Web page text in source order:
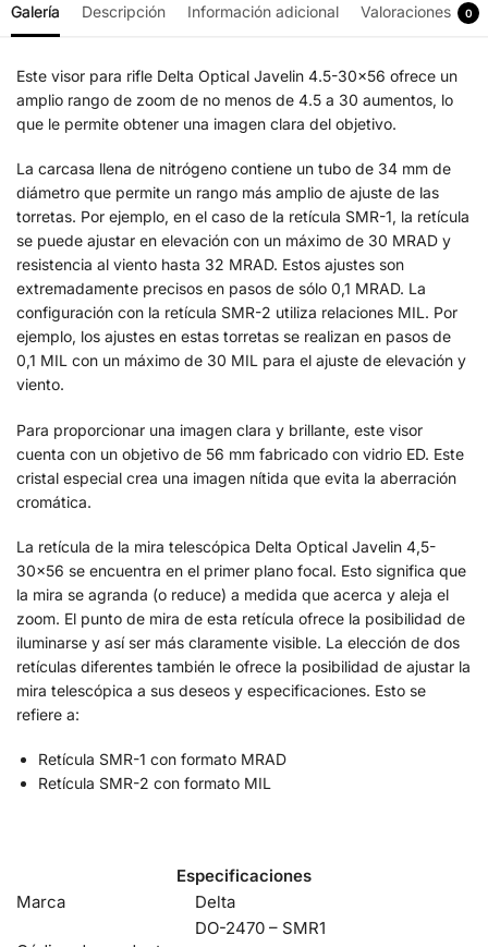
Galería Descripción Información adicional Valoraciones 0
Este visor para rifle Delta Optical Javelin 4.5-30×56 ofrece un
amplio rango de zoom de no menos de 4.5 a 30 aumentos, lo
que le permite obtener una imagen clara del objetivo.
La carcasa llena de nitrógeno contiene un tubo de 34 mm de
diámetro que permite un rango más amplio de ajuste de las
torretas. Por ejemplo, en el caso de la retícula SMR-1, la retícula
se puede ajustar en elevación con un máximo de 30 MRAD y
resistencia al viento hasta 32 MRAD. Estos ajustes son
extremadamente precisos en pasos de sólo 0,1 MRAD. La
configuración con la retícula SMR-2 utiliza relaciones MIL. Por
ejemplo, los ajustes en estas torretas se realizan en pasos de
0,1 MIL con un máximo de 30 MIL para el ajuste de elevación y
viento.
Para proporcionar una imagen clara y brillante, este visor
cuenta con un objetivo de 56 mm fabricado con vidrio ED. Este
cristal especial crea una imagen nítida que evita la aberración
cromática.
La retícula de la mira telescópica Delta Optical Javelin 4,5-
30×56 se encuentra en el primer plano focal. Esto significa que
la mira se agranda (o reduce) a medida que acerca y aleja el
zoom. El punto de mira de esta retícula ofrece la posibilidad de
iluminarse y así ser más claramente visible. La elección de dos
retículas diferentes también le ofrece la posibilidad de ajustar la
mira telescópica a sus deseos y especificaciones. Esto se
refiere a:
Retícula SMR-1 con formato MRAD
Retícula SMR-2 con formato MIL
Especificaciones
Marca
Delta
DO-2470 – SMR1